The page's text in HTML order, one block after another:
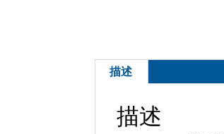
描述
描述